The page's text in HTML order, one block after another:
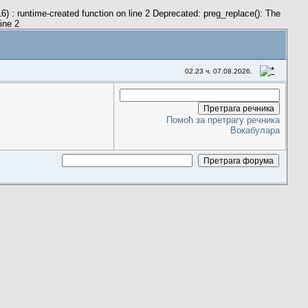
: runtime-created function on line 2 Deprecated: preg_replace(): The
2
02.23 ч. 07.08.2026.
Помоћ за претрагу речника
Вокабулара